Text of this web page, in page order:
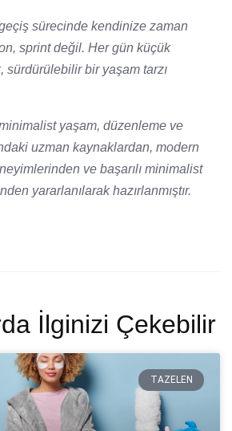
sürecinde kendinize zaman
sprint değil. Her gün küçük
sürdürülebilir bir yaşam tarzı
yaşam, düzenleme ve
uzman kaynaklardan, modern
ve başarılı minimalist
yararlanılarak hazırlanmıştır.
İlginizi Çekebilir
TAZELEN